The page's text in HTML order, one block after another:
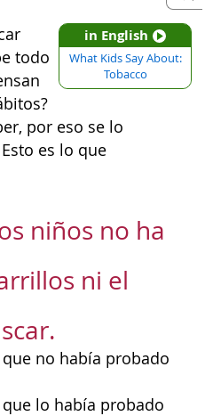
in English
What Kids Say About:
Tobacco
todo
por eso se lo
es lo que
niños no ha
ni el
no había probado
lo había probado